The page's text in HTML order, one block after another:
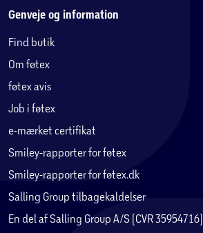
Genveje og information
Find butik
Om føtex
føtex avis
Job i føtex
e-mærket certifikat
Smiley-rapporter for føtex
Smiley-rapporter for føtex.dk
Salling Group tilbagekaldelser
En del af Salling Group A/S (CVR 35954716)